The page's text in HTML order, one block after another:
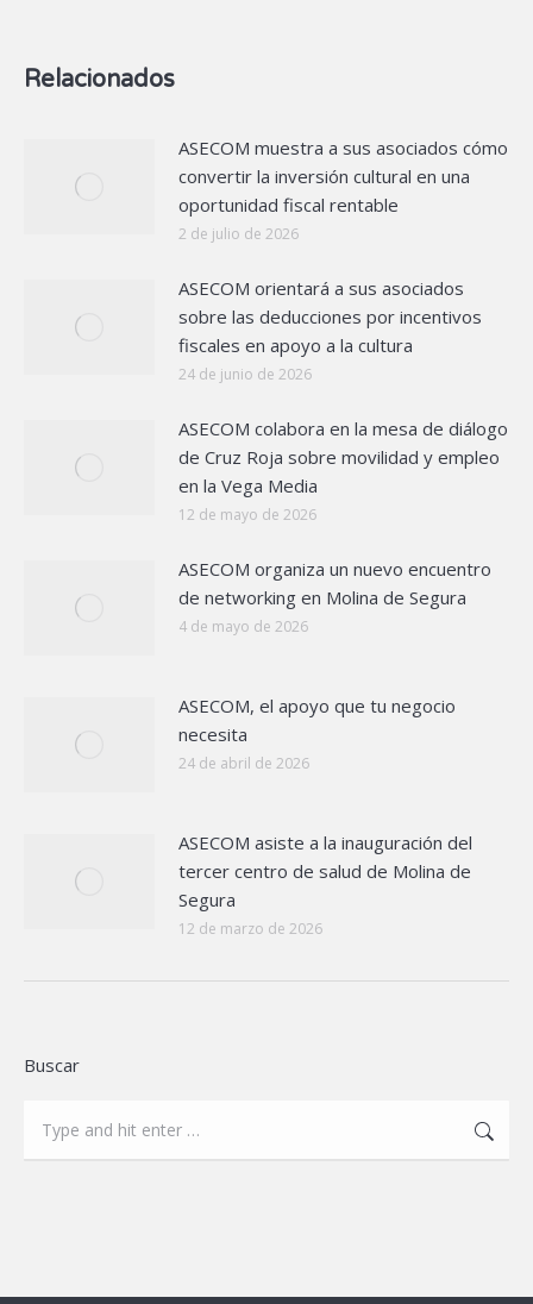
Relacionados
ASECOM muestra a sus asociados cómo
convertir la inversión cultural en una
oportunidad fiscal rentable
2 de julio de 2026
ASECOM orientará a sus asociados
sobre las deducciones por incentivos
fiscales en apoyo a la cultura
24 de junio de 2026
ASECOM colabora en la mesa de diálogo
de Cruz Roja sobre movilidad y empleo
en la Vega Media
12 de mayo de 2026
ASECOM organiza un nuevo encuentro
de networking en Molina de Segura
4 de mayo de 2026
ASECOM, el apoyo que tu negocio
necesita
24 de abril de 2026
ASECOM asiste a la inauguración del
tercer centro de salud de Molina de
Segura
12 de marzo de 2026
Buscar